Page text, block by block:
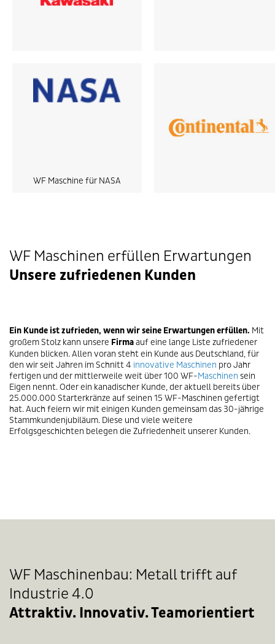
WF Maschinen erfüllen Erwartungen
Unsere zufriedenen Kunden
Ein Kunde ist zufrieden, wenn wir seine Erwartungen erfüllen. Mit
großem Stolz kann unsere Firmaauf eine lange Liste zufriedener
Kunden blicken. Allen voran steht ein Kunde aus Deutschland, für
den wir seit Jahren im Schnitt 4 innovative Maschinen pro Jahr
fertigen und der mittlerweile weit über 100 WF-Maschinen sein
Eigen nennt. Oder ein kanadischer Kunde, der aktuell bereits über
25.000.000 Starterkränze auf seinen 15 WF-Maschinen gefertigt
hat. Auch feiern wir mit einigen Kunden gemeinsam das 30-jährige
Stammkundenjubiläum. Diese und viele weitere
Erfolgsgeschichten belegen die Zufriedenheit unserer Kunden.
WF Maschine für NASA
WF Maschinenbau: Metall trifft auf
Industrie 4.0
Attraktiv. Innovativ. Teamorientiert